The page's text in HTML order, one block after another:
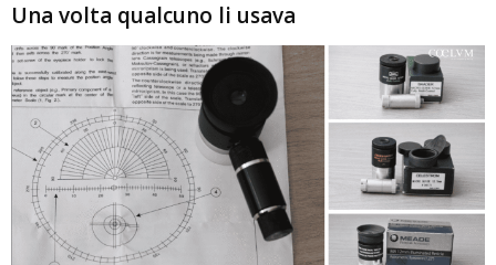
Una volta qualcuno li usava